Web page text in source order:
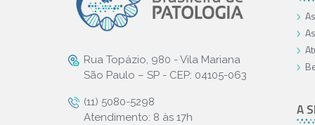
Rua Topázio, 980 - Vila Mariana
São Paulo – SP - CEP: 04105-063
(11) 5080-5298
Atendimento: 8 às 17h
A